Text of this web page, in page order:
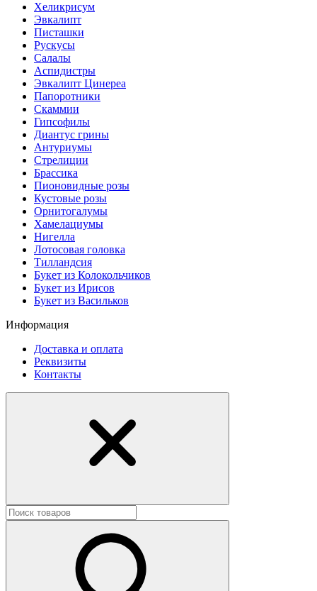
Хеликрисум
Эвкалипт
Писташки
Рускусы
Салалы
Аспидистры
Эвкалипт Цинереа
Папоротники
Скаммии
Гипсофилы
Диантус грины
Антуриумы
Стрелиции
Брассика
Пионовидные розы
Кустовые розы
Орнитогалумы
Хамелациумы
Нигелла
Лотосовая головка
Тилландсия
Букет из Колокольчиков
Букет из Ирисов
Букет из Васильков
Информация
Доставка и оплата
Реквизиты
Контакты